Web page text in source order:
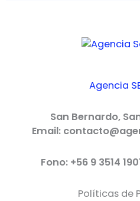
Agencia
San Bernardo,
Email:
Fono: +56 9 3514
Políticas de